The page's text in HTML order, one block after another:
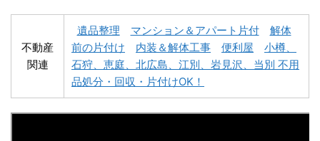
深川市不用品回収 夕張市不用品回収
不動産
関連
遺品整理 マンション＆アパート片付
解体
前の片付け
内装＆解体工事 便利屋
小樽、
石狩、恵庭、北広島、江別、岩見沢、当別 不用
品処分・回収・片付けOK！